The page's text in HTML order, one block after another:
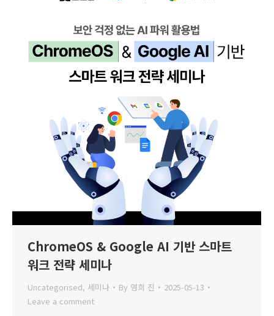
ChromeOS & Google AI 기반 스마트
워크 전략 세미나
Uncategorised, 세미나 By 영희 진
2025-05-13
Leave a comment